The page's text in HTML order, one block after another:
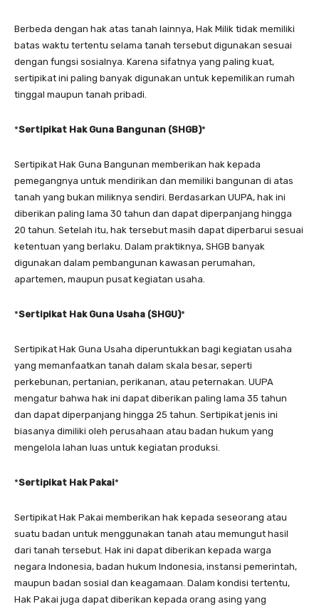
Berbeda dengan hak atas tanah lainnya, Hak Milik tidak memiliki
batas waktu tertentu selama tanah tersebut digunakan sesuai
dengan fungsi sosialnya. Karena sifatnya yang paling kuat,
sertipikat ini paling banyak digunakan untuk kepemilikan rumah
tinggal maupun tanah pribadi.
*Sertipikat Hak Guna Bangunan (SHGB)*
Sertipikat Hak Guna Bangunan memberikan hak kepada
pemegangnya untuk mendirikan dan memiliki bangunan di atas
tanah yang bukan miliknya sendiri. Berdasarkan UUPA, hak ini
diberikan paling lama 30 tahun dan dapat diperpanjang hingga
20 tahun. Setelah itu, hak tersebut masih dapat diperbarui sesuai
ketentuan yang berlaku. Dalam praktiknya, SHGB banyak
digunakan dalam pembangunan kawasan perumahan,
apartemen, maupun pusat kegiatan usaha.
*Sertipikat Hak Guna Usaha (SHGU)*
Sertipikat Hak Guna Usaha diperuntukkan bagi kegiatan usaha
yang memanfaatkan tanah dalam skala besar, seperti
perkebunan, pertanian, perikanan, atau peternakan. UUPA
mengatur bahwa hak ini dapat diberikan paling lama 35 tahun
dan dapat diperpanjang hingga 25 tahun. Sertipikat jenis ini
biasanya dimiliki oleh perusahaan atau badan hukum yang
mengelola lahan luas untuk kegiatan produksi.
*Sertipikat Hak Pakai*
Sertipikat Hak Pakai memberikan hak kepada seseorang atau
suatu badan untuk menggunakan tanah atau memungut hasil
dari tanah tersebut. Hak ini dapat diberikan kepada warga
negara Indonesia, badan hukum Indonesia, instansi pemerintah,
maupun badan sosial dan keagamaan. Dalam kondisi tertentu,
Hak Pakai juga dapat diberikan kepada orang asing yang